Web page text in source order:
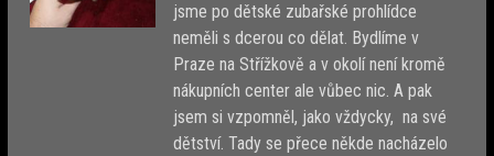
jsme po dětské zubařské prohlídce
neměli s dcerou co dělat. Bydlíme v
Praze na Střížkově a v okolí není kromě
nákupních center ale vůbec nic. A pak
jsem si vzpomněl, jako vždycky, na své
dětství. Tady se přece někde nacházelo